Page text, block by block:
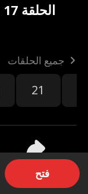
جميع الحلقات
21
مشاركة
فتح